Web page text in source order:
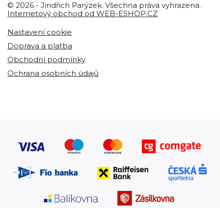
© 2026 - Jindřich Parýzek. Všechna práva vyhrazena.
Internetový obchod od WEB-ESHOP.CZ
Nastavení cookie
Doprava a platba
Obchodní podmínky
Ochrana osobních údajů